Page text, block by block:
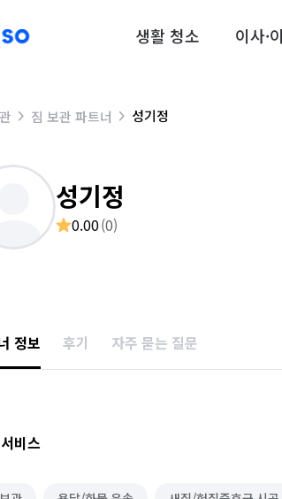
생활 청소 이사·
짐 보관 파트너 성기정
성기정
0.00(0)
정보 후기 자주 묻는 질문
비스